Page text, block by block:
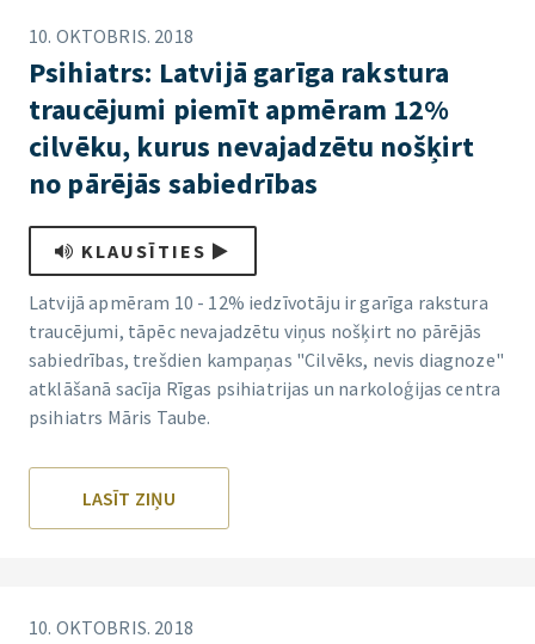
10. OKTOBRIS. 2018
Psihiatrs: Latvijā garīga rakstura
traucējumi piemīt apmēram 12%
cilvēku, kurus nevajadzētu nošķirt
no pārējās sabiedrības
KLAUSĪTIES
Latvijā apmēram 10 - 12% iedzīvotāju ir garīga rakstura
traucējumi, tāpēc nevajadzētu viņus nošķirt no pārējās
sabiedrības, trešdien kampaņas "Cilvēks, nevis diagnoze"
atklāšanā sacīja Rīgas psihiatrijas un narkoloģijas centra
psihiatrs Māris Taube.
LASĪT ZIŅU
10. OKTOBRIS. 2018